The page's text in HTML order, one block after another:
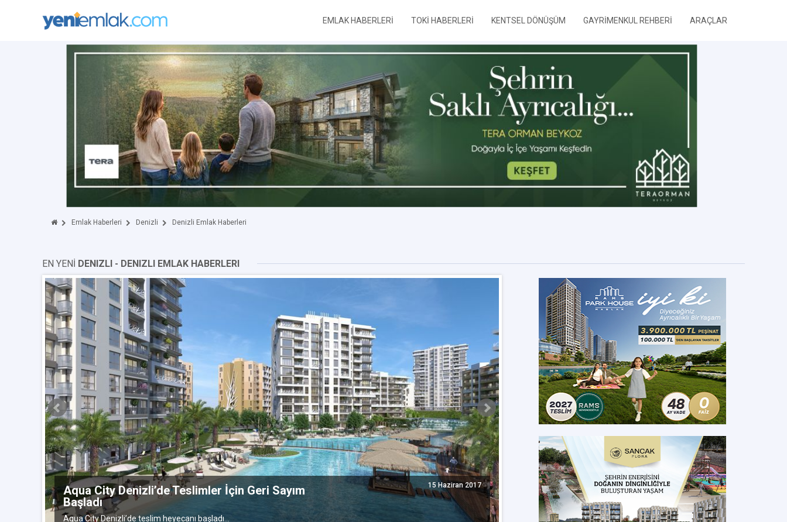
EMLAK HABERLERİ TOKİ HABERLERİ KENTSEL DÖNÜŞÜM GAYRİMENKUL REHBERİ ARAÇLAR
Emlak Haberleri Denizli Denizli Emlak Haberleri
EN YENİ DENIZLI - DENIZLI EMLAK HABERLERI
Aqua City Denizli’de Teslimler İçin Geri Sayım
Başladı
15 Haziran 2017
Aqua City Denizli’de teslim heyecanı başladı...
Emlak Konut Evora Denizli'de Bölüm Sayısını
Arttırdı!
Teknik Yapı tarafından hayata geçirilen Evora Denizli projesinde bağımsız